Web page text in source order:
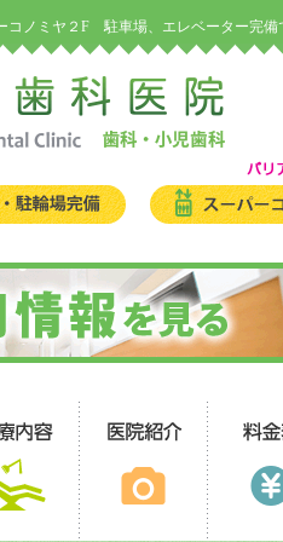
コノミヤ２F 駐車場、エレベーター完備